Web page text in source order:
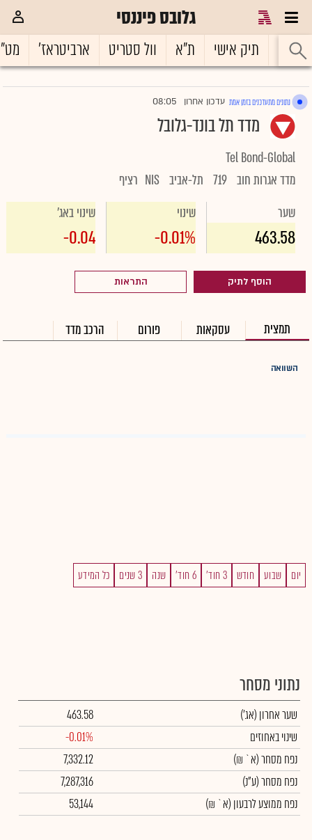
גלובס פיננסי
ראשי תיק אישי ת"א וול סטריט ארביטראז'
נתונים מתעדכנים בזמן אמת |עדכון אחרון 08:05
מדד תל בונד-גלובל
Tel Bond-Global
מדד אגרות חוב 719 תל-אביב NIS רציף
שער
463.58
שינוי
-0.01%
שינוי באג'
-0.04
הוסף לתיק התראות
תמצית עסקאות פורום הרכב מדד
השוואה
יום שבוע חודש 3 חוד' 6 חוד' שנה 3 שנים כל המידע
נתוני מסחר
שער אחרון (אג')
463.58
שינוי באחוזים
-0.01%
נפח מסחר(א` ₪)
7,332.12
נפח מסחר(ע"נ)
7,287,316
נפח ממוצע לרבעון (א` ₪)
53,144